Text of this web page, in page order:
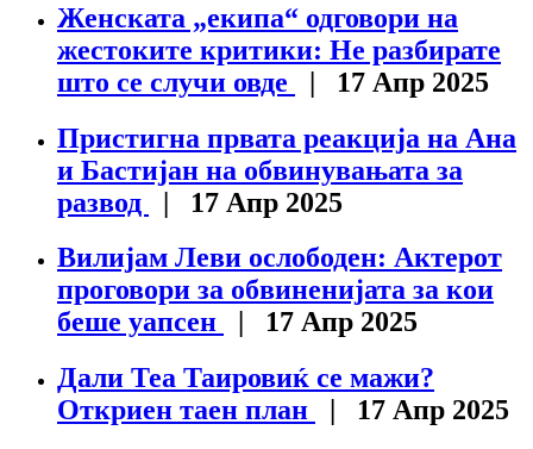
Женската „екипа“ одговори на
жестоките критики: Не разбирате
што се случи овде
| 17 Апр 2025
Пристигна првата реакција на Ана
и Бастијан на обвинувањата за
развод
| 17 Апр 2025
Вилијам Леви ослободен: Актерот
проговори за обвиненијата за кои
беше уапсен
| 17 Апр 2025
Дали Теа Таировиќ се мажи?
Откриен таен план
| 17 Апр 2025